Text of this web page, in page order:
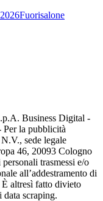
Fuorisalone
Business Digital -
la pubblicità
sede legale
46, 20093 Cologno
trasmessi e/o
all’addestramento di
altresì fatto divieto
data scraping.